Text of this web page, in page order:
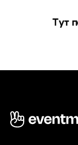
Тут